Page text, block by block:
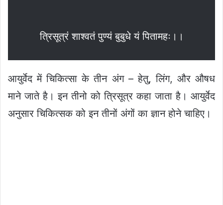
त्रिसूत्रं शाश्वतं पुण्यं बुबुधे यं पितामहः।।
आयुर्वेद में चिकित्सा के तीन अंग – हेतु, लिंग, और औषध
माने जाते है। इन तीनो को त्रिसूत्र कहा जाता है। आयुर्वेद
अनुसार चिकित्सक को इन तीनों अंगों का ज्ञान होने चाहिए।